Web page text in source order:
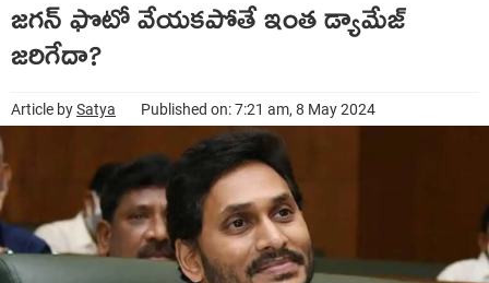
జగన్ ఫొటో వేయకపోతే ఇంత డ్యామేజ్
జరిగేదా?
Article bySatya Published on: 7:21 am, 8 May 2024